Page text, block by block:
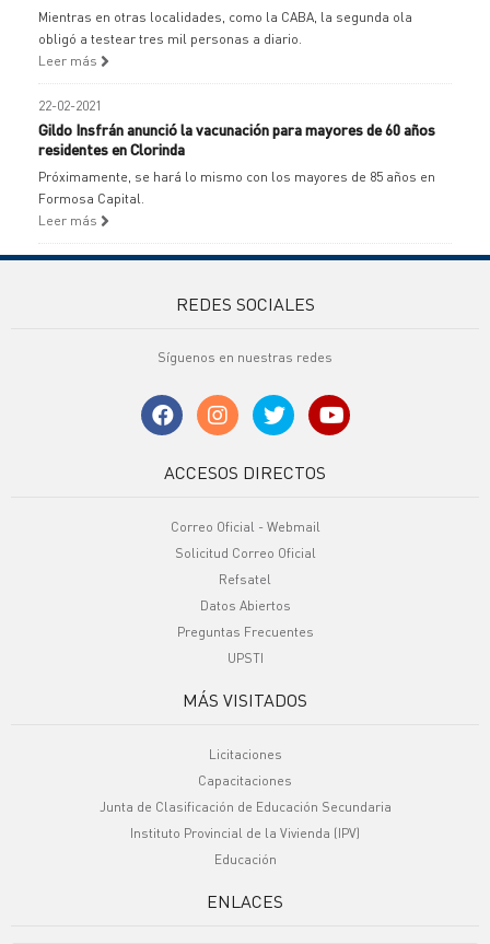
Mientras en otras localidades, como la CABA, la segunda ola
obligó a testear tres mil personas a diario.
Leer más
22-02-2021
Gildo Insfrán anunció la vacunación para mayores de 60 años
residentes en Clorinda
Próximamente, se hará lo mismo con los mayores de 85 años en
Formosa Capital.
Leer más
REDES SOCIALES
Síguenos en nuestras redes
ACCESOS DIRECTOS
Correo Oficial - Webmail
Solicitud Correo Oficial
Refsatel
Datos Abiertos
Preguntas Frecuentes
UPSTI
MÁS VISITADOS
Licitaciones
Capacitaciones
Junta de Clasificación de Educación Secundaria
Instituto Provincial de la Vivienda (IPV)
Educación
ENLACES